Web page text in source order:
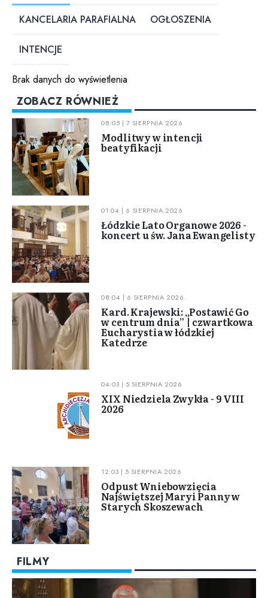
KANCELARIA PARAFIALNA OGŁOSZENIA
INTENCJE
Brak danych do wyświetlenia
ZOBACZ RÓWNIEŻ
08:05 | 7 SIERPNIA 2026
Modlitwy w intencji
beatyfikacji
01:04 | 6 SIERPNIA 2026
Łódzkie Lato Organowe 2026 -
koncert u św. Jana Ewangelisty
08:04 | 6 SIERPNIA 2026
Kard. Krajewski: „Postawić Go
w centrum dnia” | czwartkowa
Eucharystia w łódzkiej
Katedrze
04:03 | 5 SIERPNIA 2026
XIX Niedziela Zwykła - 9 VIII
2026
12:03 | 5 SIERPNIA 2026
Odpust Wniebowzięcia
Najświętszej Maryi Panny w
Starych Skoszewach
FILMY